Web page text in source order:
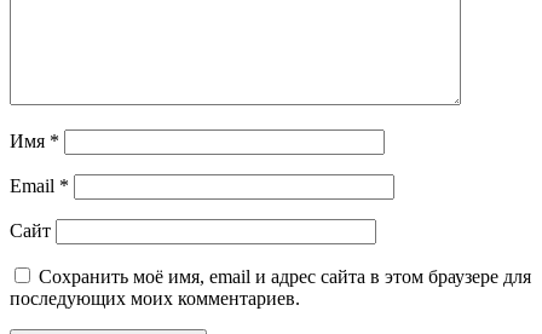
Имя *
Email *
Сайт
Сохранить моё имя, email и адрес сайта в этом браузере для
последующих моих комментариев.